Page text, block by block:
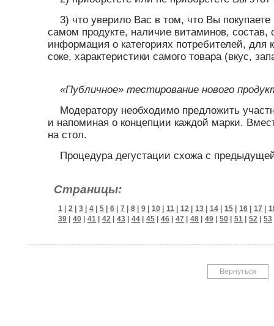
3) что уверило Вас в том, что Вы
самом продукте, наличие витаминов, состав,
информация о категориях потребителей,
соке, характеристики самого товара (вкус,
«Публичное» тестирование нового
Модератору необходимо предложить
и напоминая о концепции каждой марки.
на стол.
Процедура дегустации схожа с
Страницы:
1 2 3 4 5 6 7 8 9 10 11 12 13 14 15 16 17
39
40 41 42 43 44 45 46 47 48 49 50 51 52 53